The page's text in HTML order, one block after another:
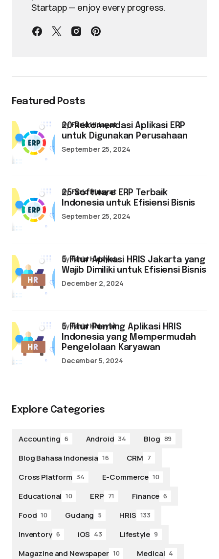
Startapp — enjoy every progress.
Featured Posts
20 Rekomendasi Aplikasi ERP
untuk Digunakan Perusahaan
byFarid Hidayat
September 25, 2024
25 Software ERP Terbaik
Indonesia untuk Efisiensi Bisnis
byFarid Hidayat
September 25, 2024
5 Fitur Aplikasi HRIS Jakarta yang
Wajib Dimiliki untuk Efisiensi Bisnis
byFarid Hidayat
December 2, 2024
5 Fitur Penting Aplikasi HRIS
Indonesia yang Mempermudah
Pengelolaan Karyawan
byFarid Hidayat
December 5, 2024
Explore Categories
Accounting 6 Android 34 Blog 89
Blog Bahasa Indonesia 16 CRM 7
Cross Platform 34 E-Commerce 10
Educational 10 ERP 71 Finance 6
Food 10 Gudang 5 HRIS 133
Inventory 6 iOS 43 Lifestyle 9
Magazine and Newspaper 10 Medical 4